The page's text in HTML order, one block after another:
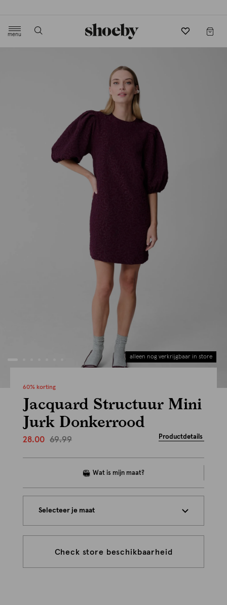
menu
alleen nog verkrijgbaar in store
60% korting
Jacquard Structuur Mini
Jurk Donkerrood
28.00 69.99 Productdetails
Selecteer je maat
Check store beschikbaarheid